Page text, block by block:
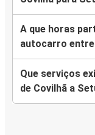
A que horas
autocarro entre
Que serviços
de Covilhã a